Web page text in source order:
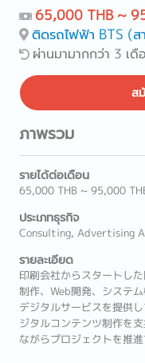
65,000 THB ~
ติดรถไฟฟ้า BTS (ส
ผ่านมามากกว่า 3 เดื
ส
ภาพรวม
รายได้ต่อเดือน
65,000 THB ~ 95,000
ประเภทธุรกิจ
Consulting, Advertising
รายละเอียด
印刷会社からスタートし
制作、Web開発、システ
デジタルサービスを提供
ジタルコンテンツ制作を
ながらプロジェクトを推進